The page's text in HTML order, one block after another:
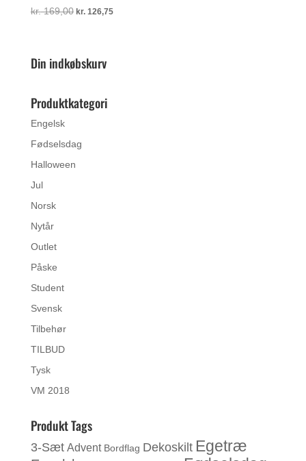
kr.169,00 Den
kr. 169,00.
kr.126,75Den
Din indkøbskurv
Produktkategori
Engelsk
Fødselsdag
Halloween
Jul
Norsk
Nytår
Outlet
Påske
Student
Svensk
Tilbehør
TILBUD
Tysk
VM 2018
Produkt Tags
3-Sæt Advent Bordflag Dekoskilt Egetræ